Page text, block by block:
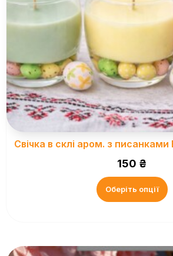
Свічка в склі аром. з
150 ₴
Оберіть опції